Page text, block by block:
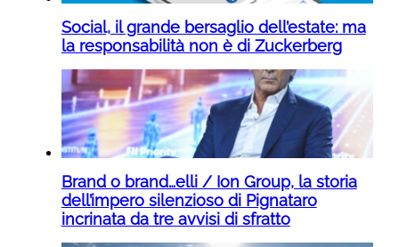
Social, il grande bersaglio dell’estate: ma
la responsabilità non è di Zuckerberg
Brand o brand…elli / Ion Group, la storia
dell’impero silenzioso di Pignataro
incrinata da tre avvisi di sfratto